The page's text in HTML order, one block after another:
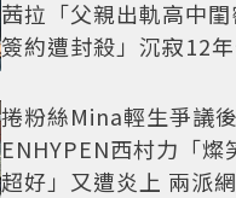
茜拉「父親出軌高中
簽約遭封殺」沉寂12
捲粉絲Mina輕生爭議
ENHYPEN西村力「燦
超好」又遭炎上 兩派